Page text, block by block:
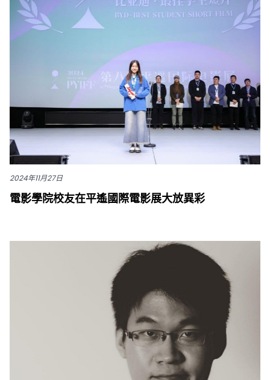
2024年11月27日
電影學院校友在平遙國際電影展大放異彩